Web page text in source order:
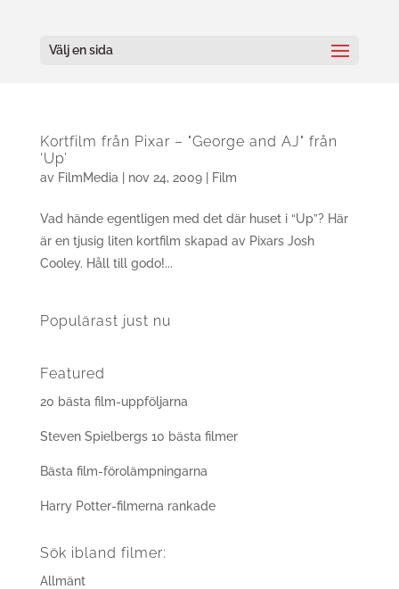
Välj en sida
Kortfilm från Pixar – "George and AJ" från
‘Up’
av FilmMedia nov 24, 2009| Film
Vad hände egentligen med det där huset i “Up”? Här
är en tjusig liten kortfilm skapad av Pixars Josh
Cooley. Håll till godo!...
Populärast just nu
Featured
20 bästa film-uppföljarna
Steven Spielbergs 10 bästa filmer
Bästa film-förolämpningarna
Harry Potter-filmerna rankade
Sök ibland filmer:
Allmänt